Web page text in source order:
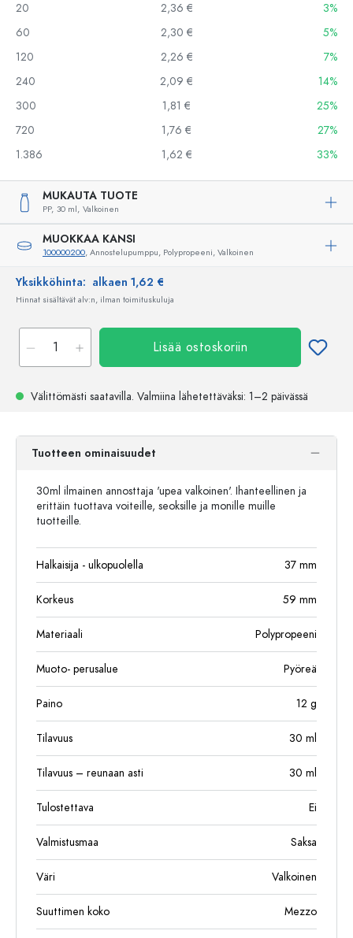
20
2,36 €
3%
60
2,30 €
5%
120
2,26 €
7%
240
2,09 €
14%
300
1,81 €
25%
720
1,76 €
27%
1.386
1,62 € 33%
MUKAUTA TUOTE
PP, 30 ml, Valkoinen
MUOKKAA KANSI
100000200, Annostelupumppu, Polypropeeni, Valkoinen
Yksikköhinta: alkaen 1,62 €
Hinnat sisältävät alv:n, ilman toimituskuluja
Lisää ostoskoriin
Välittömästi saatavilla. Valmiina lähetettäväksi: 1–2 päivässä
Tuotteen ominaisuudet
30ml ilmainen annosttaja 'upea valkoinen'. Ihanteellinen ja
erittäin tuottava voiteille, seoksille ja monille muille
tuotteille.
Halkaisija - ulkopuolella 37 mm
Korkeus 59 mm
Materiaali Polypropeeni
Muoto- perusalue Pyöreä
Paino 12 g
Tilavuus 30 ml
Tilavuus – reunaan asti 30 ml
Tulostettava Ei
Valmistusmaa Saksa
Väri Valkoinen
Suuttimen koko Mezzo